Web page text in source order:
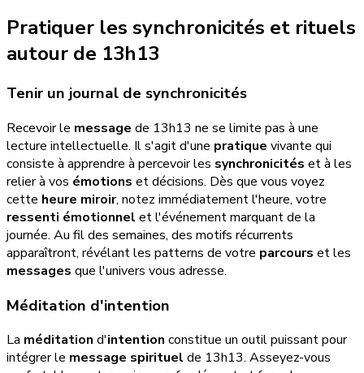
Pratiquer les synchronicités et rituels
autour de 13h13
Tenir un journal de synchronicités
Recevoir le message de 13h13 ne se limite pas à une
lecture intellectuelle. Il s'agit d'une pratique vivante qui
consiste à apprendre à percevoir les synchronicités et à les
relier à vos émotions et décisions. Dès que vous voyez
cette heure miroir, notez immédiatement l'heure, votre
ressenti émotionnel et l'événement marquant de la
journée. Au fil des semaines, des motifs récurrents
apparaîtront, révélant les patterns de votre parcours et les
messages que l'univers vous adresse.
Méditation d'intention
La méditation d'intention constitue un outil puissant pour
intégrer le message spirituel de 13h13. Asseyez-vous